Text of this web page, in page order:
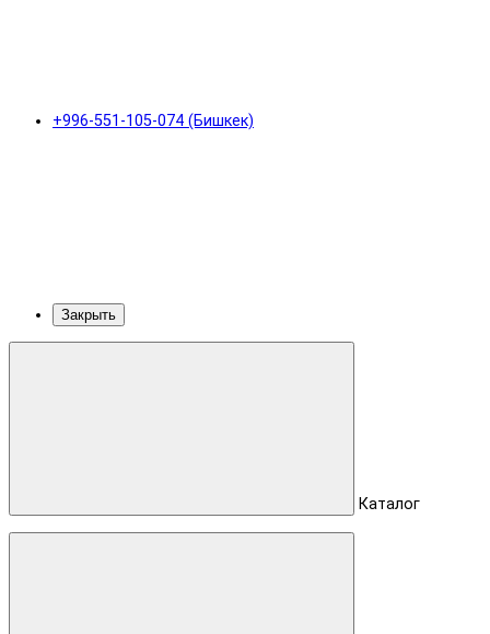
+996-551-105-074 (Бишкек)
Закрыть
Каталог